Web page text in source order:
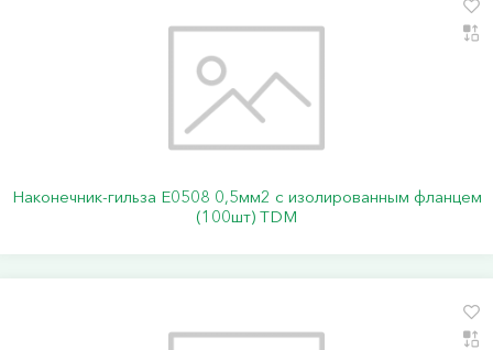
Наконечник-гильза Е0508 0,5мм2 с изолированным фланцем
(100шт) TDM